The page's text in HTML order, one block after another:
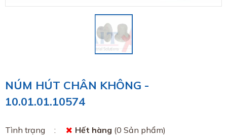
NÚM HÚT CHÂN KHÔNG -
10.01.01.10574
Tình trạng Hết hàng (0 Sản phẩm)